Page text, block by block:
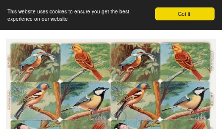
Got it!
This website uses cookies to ensure you get the best
experience on our website